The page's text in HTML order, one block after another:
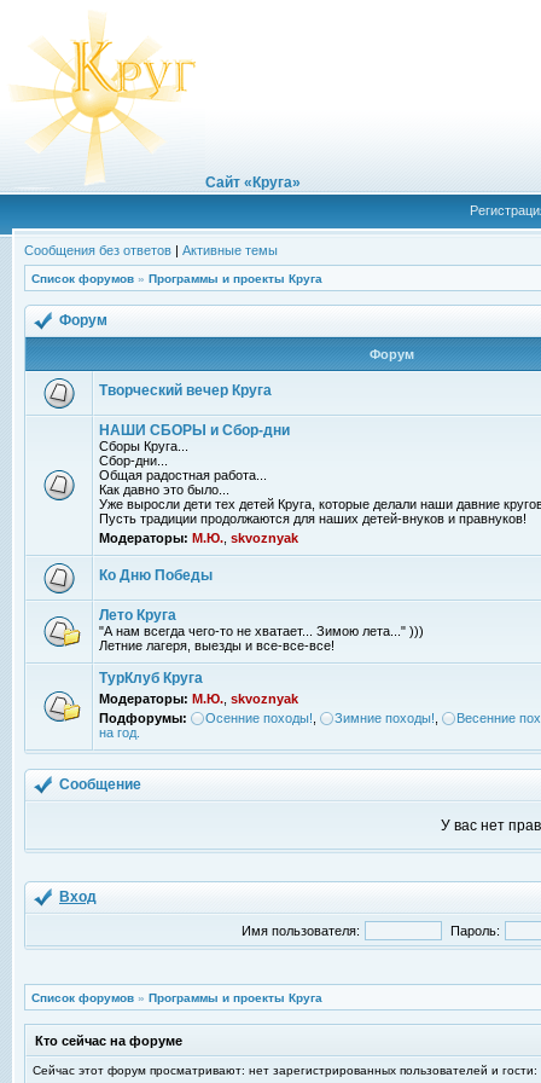
Сайт «Круга»
Сообщения без ответов | Активные темы
Список форумов » Программы и проекты Круга
Форум
Форум
Творческий вечер Круга
НАШИ СБОРЫ и Сбор-дни
Сборы Круга...
Сбор-дни...
Общая радостная работа...
Как давно это было...
Уже выросли дети тех детей Круга, которые делали наши давние
Пусть традиции продолжаются для наших детей-внуков и правнуков!
Модераторы: М.Ю. skvoznyak
Ко Дню Победы
Лето Круга
"А нам всегда чего-то не хватает... Зимою лета..." )))
Летние лагеря, выезды и все-все-все!
ТурКлуб Круга
Модераторы: М.Ю. skvoznyak
Подфорумы:
Осенние походы! Зимние походы!
Весенние
на год.
Сообщение
У вас нет
Вход
Имя пользователя: Пароль:
Список форумов » Программы и проекты Круга
Кто сейчас на форуме
Сейчас этот форум просматривают: нет зарегистрированных пользователей и гости: